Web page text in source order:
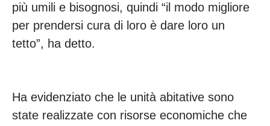
più umili e bisognosi, quindi “il modo migliore
per prendersi cura di loro è dare loro un
tetto”, ha detto.
Ha evidenziato che le unità abitative sono
state realizzate con risorse economiche che